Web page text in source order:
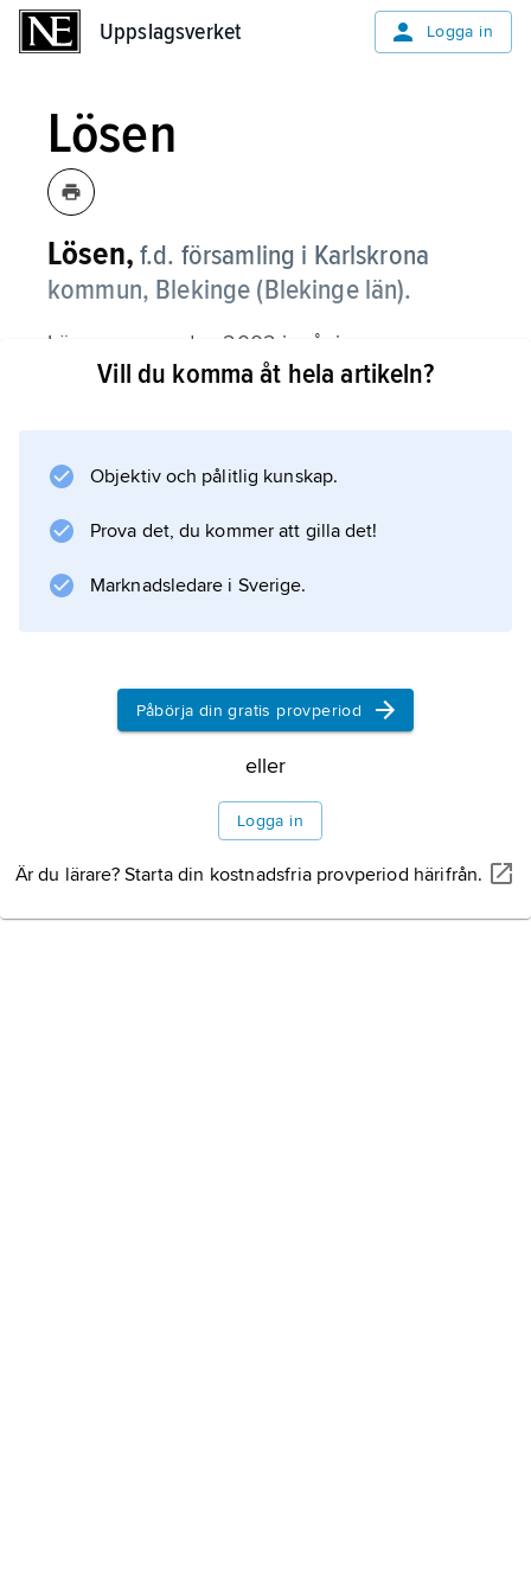
Uppslagsverket Logga in
Lösen
Lösen, f.d. församling i Karlskrona
kommun, Blekinge (Blekinge län).
Lösen, som sedan 2002 ingår i
Lyckå
innerskärgård samt glesbebyggd skogsbygd i
Vill du komma åt hela artikeln?
Objektiv och pålitlig kunskap.
Prova det, du kommer att gilla det!
Marknadsledare i Sverige.
Påbörja din gratis provperiod
eller
Logga in
Är du lärare? Starta din kostnadsfria provperiod härifrån.